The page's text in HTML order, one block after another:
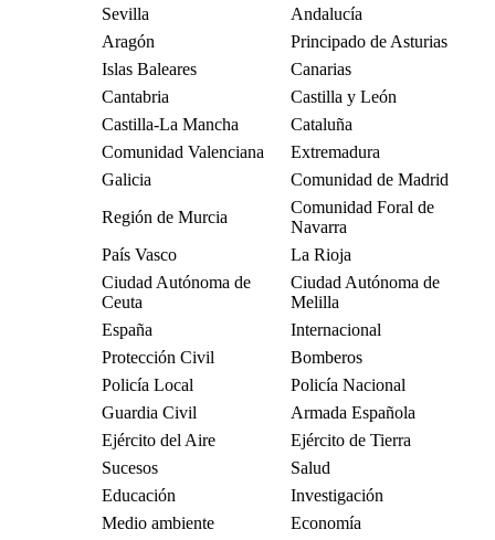
Sevilla
Andalucía
Aragón
Principado de Asturias
Islas Baleares
Canarias
Cantabria
Castilla y León
Castilla-La Mancha
Cataluña
Comunidad Valenciana
Extremadura
Galicia
Comunidad de Madrid
Región de Murcia
Comunidad Foral de
Navarra
País Vasco
La Rioja
Ciudad Autónoma de
Ceuta
Ciudad Autónoma de
Melilla
España
Internacional
Protección Civil
Bomberos
Policía Local
Policía Nacional
Guardia Civil
Armada Española
Ejército del Aire
Ejército de Tierra
Sucesos
Salud
Educación
Investigación
Medio ambiente
Economía